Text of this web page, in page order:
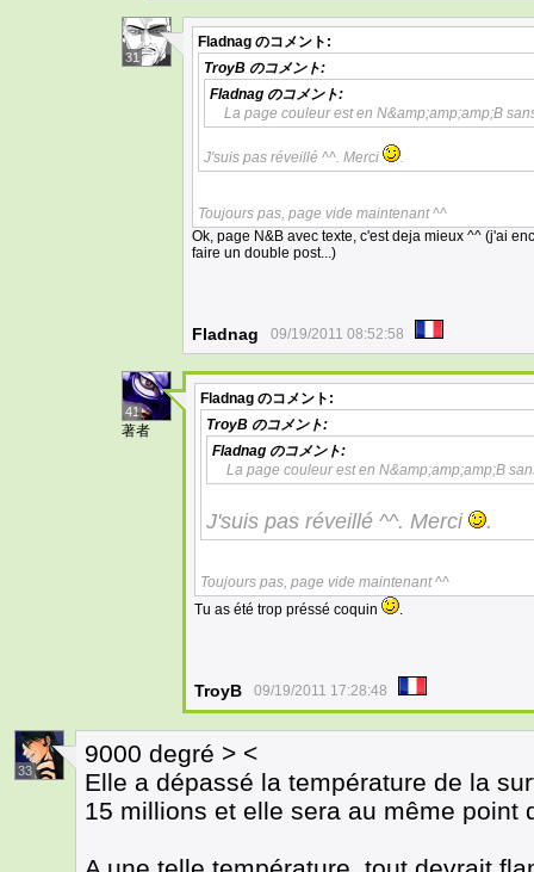
31
Fladnag のコメント:
TroyB のコメント:
Fladnag のコメント:
La page couleur est en N&amp;amp;amp;B
J'suis pas réveillé ^^. Merci .
Toujours pas, page vide maintenant ^^
Ok, page N&B avec texte, c'est deja mieux ^^ (j'ai
faire un double post...)
Fladnag 09/19/2011 08:52:58
41
著者
Fladnag のコメント:
TroyB のコメント:
Fladnag のコメント:
La page couleur est en N&amp;amp;amp;B
J'suis pas réveillé ^^. Merci .
Toujours pas, page vide maintenant ^^
Tu as été trop préssé coquin
.
TroyB 09/19/2011 17:28:48
33
9000 degré > <
Elle a dépassé la température de la
15 millions et elle sera au même point